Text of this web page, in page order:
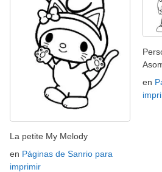
La petite My Melody
en Páginas de Sanrio para
imprimir
en